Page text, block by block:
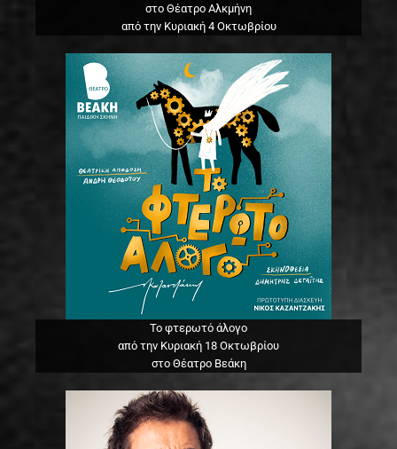
στο Θέατρο Αλκμήνη
από την Κυριακή 4 Οκτωβρίου
Το φτερωτό άλογο
από την Κυριακή 18 Οκτωβρίου
στο Θέατρο Βεάκη